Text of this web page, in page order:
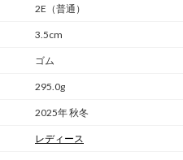
2E（普通）
3.5cm
ゴム
295.0g
2025年 秋冬
レディース